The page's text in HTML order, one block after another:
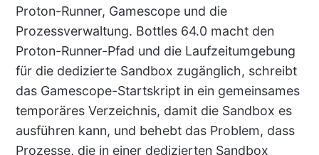
Proton-Runner, Gamescope und die
Prozessverwaltung. Bottles 64.0 macht den
Proton-Runner-Pfad und die Laufzeitumgebung
für die dedizierte Sandbox zugänglich, schreibt
das Gamescope-Startskript in ein gemeinsames
temporäres Verzeichnis, damit die Sandbox es
ausführen kann, und behebt das Problem, dass
Prozesse, die in einer dedizierten Sandbox